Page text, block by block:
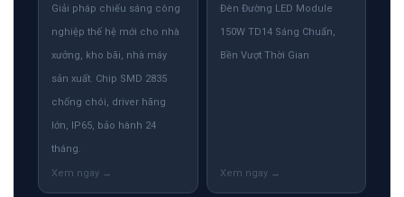
Giải pháp chiếu sáng công
nghiệp thế hệ mới cho nhà
xưởng, kho bãi, nhà máy
sản xuất. Chip SMD 2835
chống chói, driver hãng
lớn, IP65, bảo hành 24
tháng.
Đèn Đường LED Module
150W TD14 Sáng Chuẩn,
Bền Vượt Thời Gian